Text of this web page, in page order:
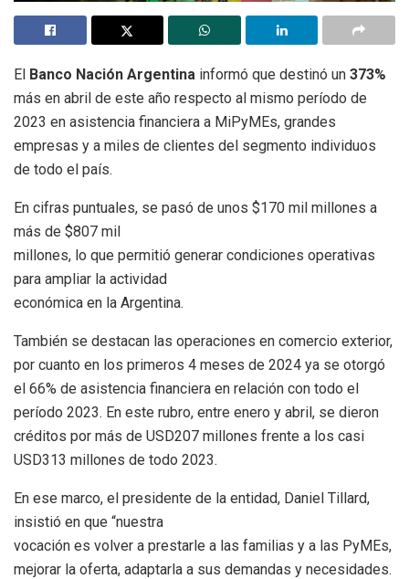
El Banco Nación Argentina informó que destinó un 373%
más en abril de este año respecto al mismo período de
2023 en asistencia financiera a MiPyMEs, grandes
empresas y a miles de clientes del segmento individuos
de todo el país.
En cifras puntuales, se pasó de unos $170 mil millones a
más de $807 mil
millones, lo que permitió generar condiciones operativas
para ampliar la actividad
económica en la Argentina.
También se destacan las operaciones en comercio exterior,
por cuanto en los primeros 4 meses de 2024 ya se otorgó
el 66% de asistencia financiera en relación con todo el
período 2023. En este rubro, entre enero y abril, se dieron
créditos por más de USD207 millones frente a los casi
USD313 millones de todo 2023.
En ese marco, el presidente de la entidad, Daniel Tillard,
insistió en que “nuestra
vocación es volver a prestarle a las familias y a las PyMEs,
mejorar la oferta, adaptarla a sus demandas y necesidades.